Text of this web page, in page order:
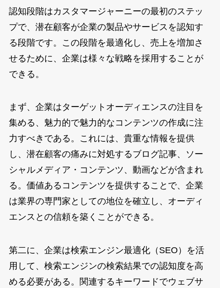
認知段階はカスタマージャーニーの最初のステッ
プで、潜在顧客が企業の製品やサービスを認知す
る段階です。この段階を最適化し、売上を増加さ
せるために、企業は様々な戦略を採用することが
できる。
まず、企業はターゲットオーディエンスの注目を
集める、魅力的で魅力的なコンテンツの作成に注
力すべきである。これには、貴重な情報を提供
し、潜在顧客の痛みに対処するブログ記事、ソー
シャルメディア・コンテンツ、動画などが含まれ
る。価値あるコンテンツを提供することで、企業
は業界の専門家としての地位を確立し、オーディ
エンスとの信頼を築くことができる。
第二に、企業は検索エンジン最適化（SEO）を活
用して、検索エンジンの検索結果での認知度を高
める必要がある。関連するキーワードでウェブサ